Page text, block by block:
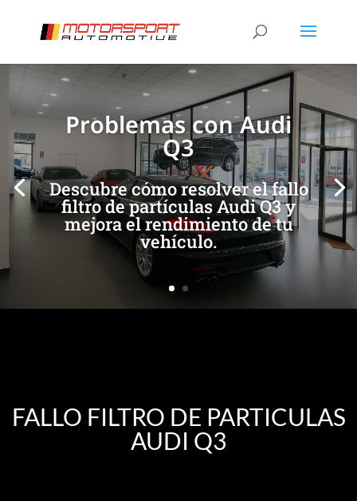
Problemas con Audi
Q3
Descubre cómo resolver el fallo
filtro de partículas Audi Q3 y
mejora el rendimiento de tu
vehículo.
[/et_pb_slide] [/et_pb_slide]
FALLO FILTRO DE PARTICULAS
AUDI Q3